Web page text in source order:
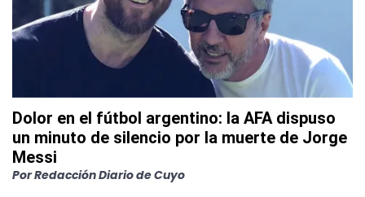
Dolor en el fútbol argentino: la AFA dispuso
un minuto de silencio por la muerte de Jorge
Messi
PorRedacción Diario de Cuyo